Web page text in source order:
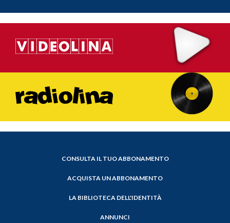
CONSULTA IL TUO ABBONAMENTO
ACQUISTA UN ABBONAMENTO
LA BIBLIOTECA DELL'IDENTITÀ
ANNUNCI